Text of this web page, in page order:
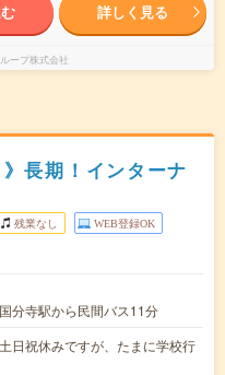
詳しく見る
ープ株式会社
長期！インターナ
残業なし WEB登録OK
分寺駅から民間バス11分
日祝休みですが、たまに学校行